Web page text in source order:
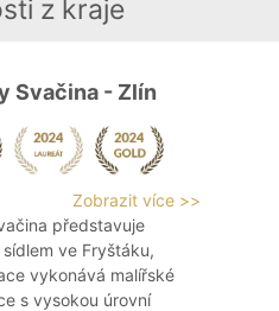
z kraje
Svačina - Zlín
Zobrazit více >>
představuje
ve Fryštáku,
vykonává malířské
s vysokou úrovní